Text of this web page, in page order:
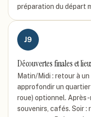
préparation du départ
J9
Découvertes finales et
Matin/Midi : retour à
approfondir un
roue) optionnel. Après-
souvenirs, cafés. Soir :